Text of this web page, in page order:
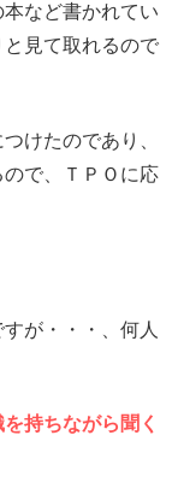
など書かれてい
見て取れるので
けたのであり、
で、ＴＰＯに応
が・・・、何人
持ちながら聞く